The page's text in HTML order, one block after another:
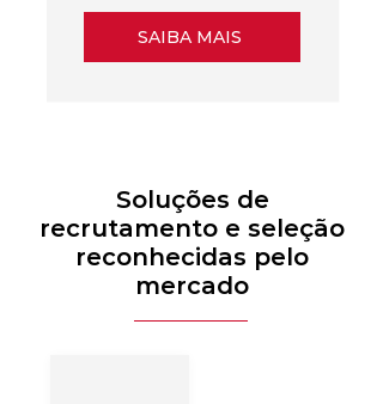
SAIBA MAIS
Soluções de
recrutamento e seleção
reconhecidas pelo
mercado